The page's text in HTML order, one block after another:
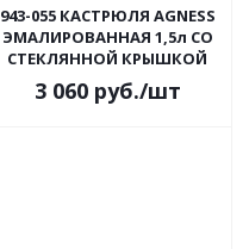
943-055 КАСТРЮЛЯ AGNESS
ЭМАЛИРОВАННАЯ 1,5л СО
СТЕКЛЯННОЙ КРЫШКОЙ
3 060руб./шт